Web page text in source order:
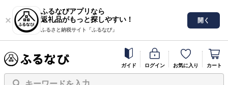
ふるなびアプリなら
返礼品がもっと探しやすい！
ふるさと納税サイト「ふるなび」
開く
ガイド ログイン お気に入り カート